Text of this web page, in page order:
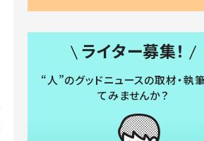
ライター募集！
“人”のグッドニュースの取材・執
てみませんか？